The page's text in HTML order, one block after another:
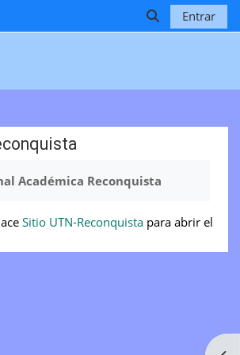
Selector de
Entrar
Académica Reconquista
Sitio UTN-Reconquista para abrir el